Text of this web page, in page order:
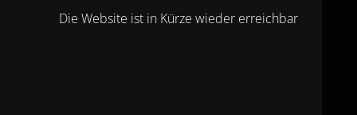
Die Website ist in Kürze wieder erreichbar